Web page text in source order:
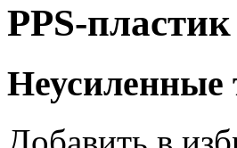
PPS-
Неусиленные